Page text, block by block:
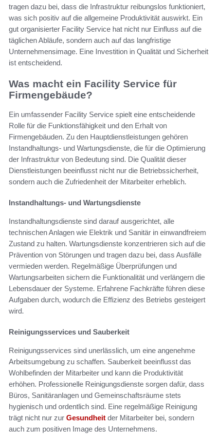
tragen dazu bei, dass die Infrastruktur reibungslos funktioniert,
was sich positiv auf die allgemeine Produktivität auswirkt. Ein
gut organisierter Facility Service hat nicht nur Einfluss auf die
täglichen Abläufe, sondern auch auf das langfristige
Unternehmensimage. Eine Investition in Qualität und Sicherheit
ist entscheidend.
Was macht ein Facility Service für
Firmengebäude?
Ein umfassender Facility Service spielt eine entscheidende
Rolle für die Funktionsfähigkeit und den Erhalt von
Firmengebäuden. Zu den Hauptdienstleistungen gehören
Instandhaltungs- und Wartungsdienste, die für die Optimierung
der Infrastruktur von Bedeutung sind. Die Qualität dieser
Dienstleistungen beeinflusst nicht nur die Betriebssicherheit,
sondern auch die Zufriedenheit der Mitarbeiter erheblich.
Instandhaltungs- und Wartungsdienste
Instandhaltungsdienste sind darauf ausgerichtet, alle
technischen Anlagen wie Elektrik und Sanitär in einwandfreiem
Zustand zu halten. Wartungsdienste konzentrieren sich auf die
Prävention von Störungen und tragen dazu bei, dass Ausfälle
vermieden werden. Regelmäßige Überprüfungen und
Wartungsarbeiten sichern die Funktionalität und verlängern die
Lebensdauer der Systeme. Erfahrene Fachkräfte führen diese
Aufgaben durch, wodurch die Effizienz des Betriebs gesteigert
wird.
Reinigungsservices und Sauberkeit
Reinigungsservices sind unerlässlich, um eine angenehme
Arbeitsumgebung zu schaffen. Sauberkeit beeinflusst das
Wohlbefinden der Mitarbeiter und kann die Produktivität
erhöhen. Professionelle Reinigungsdienste sorgen dafür, dass
Büros, Sanitäranlagen und Gemeinschaftsräume stets
hygienisch und ordentlich sind. Eine regelmäßige Reinigung
trägt nicht nur zur Gesundheit der Mitarbeiter bei, sondern
auch zum positiven Image des Unternehmens.